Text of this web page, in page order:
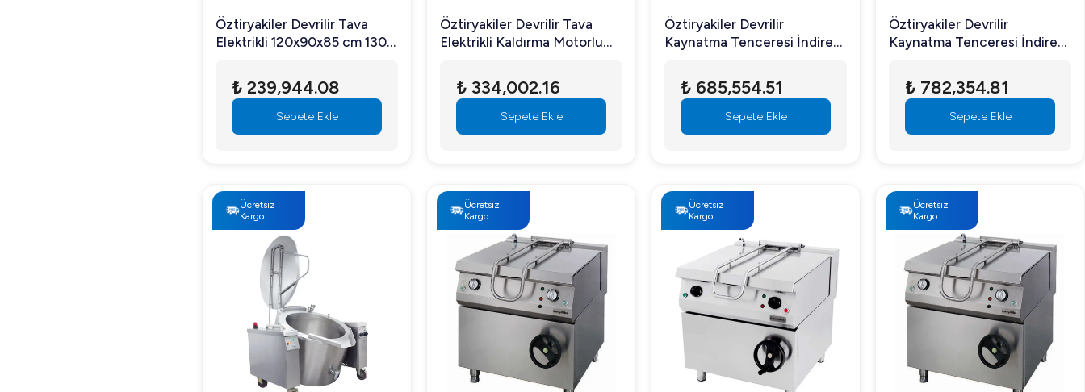
Öztiryakiler Devrilir Tava
Elektrikli 120x90x85 cm 130
₺ 239,944.08
Sepete Ekle
Öztiryakiler Devrilir Tava
Elektrikli Kaldırma Motorlu
₺ 334,002.16
Sepete Ekle
Öztiryakiler Devrilir
Kaynatma Tenceresi İndirekt
₺ 685,554.51
Sepete Ekle
Öztiryakiler Devrilir
Kaynatma Tenceresi İndirekt
₺ 782,354.81
Sepete Ekle
Ücretsiz
Kargo
Ücretsiz
Kargo
Ücretsiz
Kargo
Ücretsiz
Kargo